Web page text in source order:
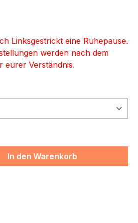
Linksgestrickt eine Ruhepause.
werden nach dem
eurer Verständnis.
gewünschten Wert
In den Warenkorb